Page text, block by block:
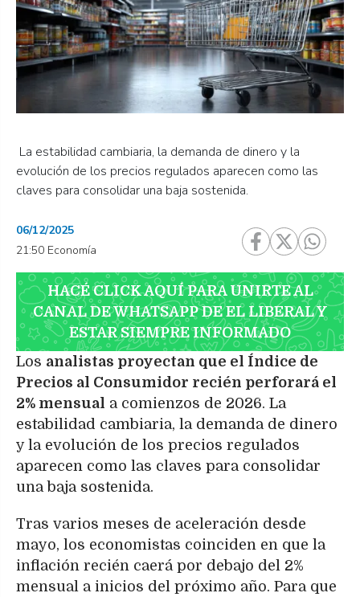
La estabilidad cambiaria, la demanda de dinero y la
evolución de los precios regulados aparecen como las
claves para consolidar una baja sostenida.
06/12/2025
21:50 Economía
HACÉ CLICK AQUÍ PARA UNIRTE AL
CANAL DE WHATSAPP DE EL LIBERAL Y
ESTAR SIEMPRE INFORMADO
Los analistas proyectan que el Índice de
Precios al Consumidor recién perforará el
2% mensual a comienzos de 2026. La
estabilidad cambiaria, la demanda de dinero
y la evolución de los precios regulados
aparecen como las claves para consolidar
una baja sostenida.
Tras varios meses de aceleración desde
mayo, los economistas coinciden en que la
inflación recién caerá por debajo del 2%
mensual a inicios del próximo año. Para que